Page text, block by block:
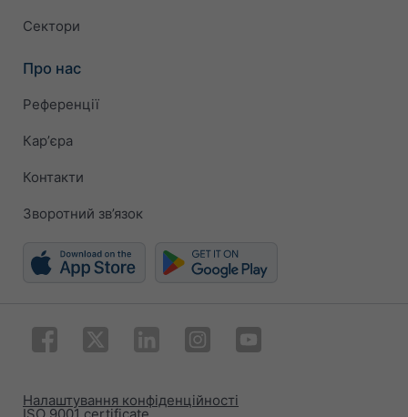
Сектори
Про нас
Референції
Карʼєра
Контакти
Зворотний зв’язок
ISO 9001 certificate
Налаштування конфіденційності